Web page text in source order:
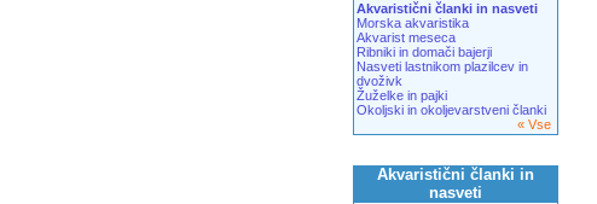
Akvaristični članki in nasveti
Morska akvaristika
Akvarist meseca
Ribniki in domači bajerji
Nasveti lastnikom plazilcev in
dvoživk
Žuželke in pajki
Okoljski in okoljevarstveni članki
« Vse
Akvaristični članki in
nasveti